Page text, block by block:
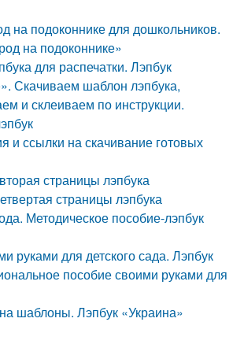
на подоконнике для дошкольников.
на подоконнике»
для распечатки. Лэпбук
Скачиваем шаблон лэпбука,
и склеиваем по инструкции.
и ссылки на скачивание готовых
страницы лэпбука
страницы лэпбука
Методическое пособие-лэпбук
руками для детского сада. Лэпбук
пособие своими руками для
шаблоны. Лэпбук «Украина»